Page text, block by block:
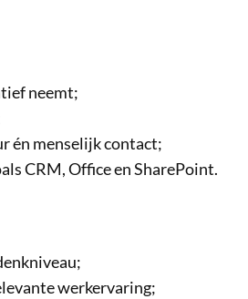
neemt;
én menselijk contact;
CRM, Office en SharePoint.
werkervaring;